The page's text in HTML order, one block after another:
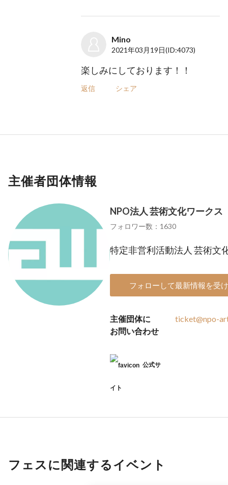
Mino
2021年03月19日(ID:4073)
楽しみにしております！！
返信 シェア
主催者団体情報
NPO法人 芸術文化ワークス
フォロワー数：1630
特定非営利活動法人 芸術文
フォローして最新情報を受
主催団体に
お問い合わせ
ticket@npo-
公式サ
イト
フェスに関連するイベント